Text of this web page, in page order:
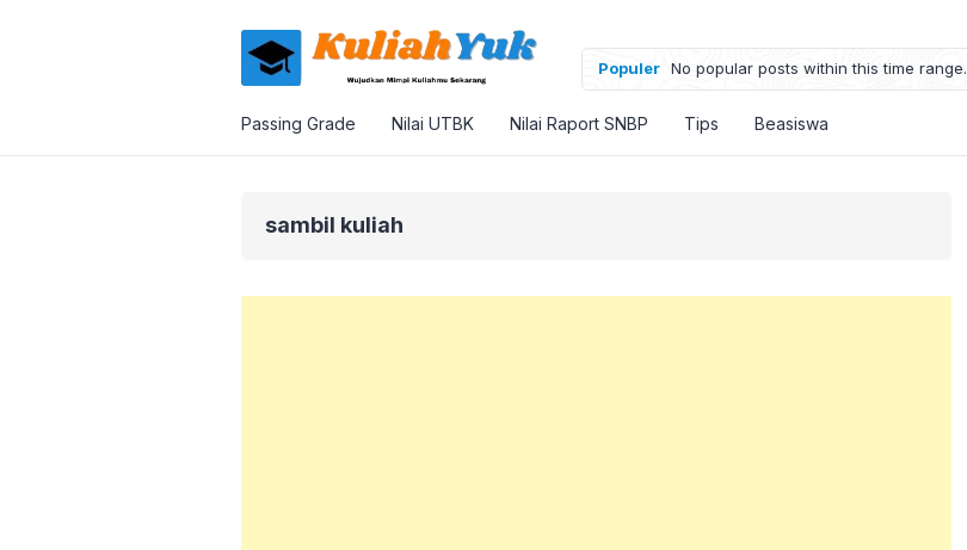
Populer No popular posts within this time range.
Passing Grade Nilai UTBK Nilai Raport SNBP Tips Beasiswa
sambil kuliah